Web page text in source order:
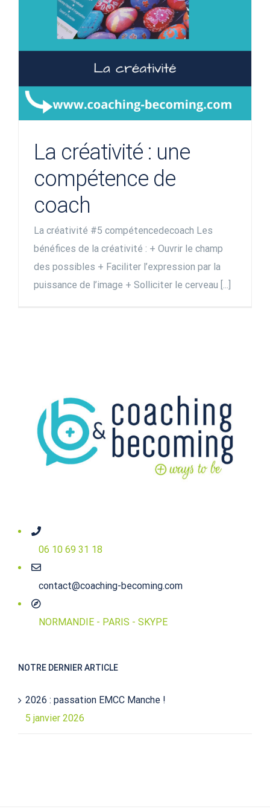
La créativité : une
compétence de
coach
La créativité #5 compétencedecoach Les
bénéfices de la créativité : + Ouvrir le champ
des possibles + Faciliter l’expression par la
puissance de l’image + Solliciter le cerveau [...]
06 10 69 31 18
contact@coaching-becoming.com
NORMANDIE - PARIS - SKYPE
NOTRE DERNIER ARTICLE
2026 : passation EMCC Manche !
5 janvier 2026